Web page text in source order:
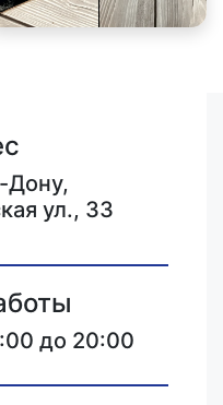
Дону,
ул., 33
до 20:00